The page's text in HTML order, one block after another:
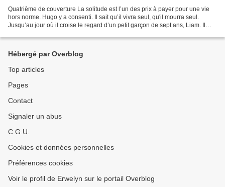
Quatrième de couverture La solitude est l’un des prix à payer pour une vie
hors norme. Hugo y a consenti. Il sait qu’il vivra seul, qu'il mourra seul.
Jusqu’au jour où il croise le regard d’un petit garçon de sept ans, Liam. Il
Hébergé par Overblog
Top articles
Pages
Contact
Signaler un abus
C.G.U.
Cookies et données personnelles
Préférences cookies
Voir le profil de Erwelyn sur le portail Overblog